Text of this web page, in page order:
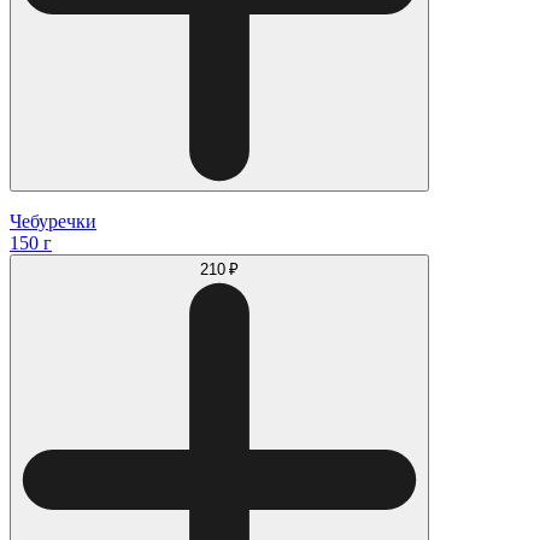
Чебуречки
150 г
210 ₽